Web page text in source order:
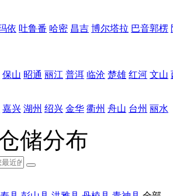
依 吐鲁番 哈密 昌吉 博尔塔拉 巴音郭楞
保山 昭通 丽江 普洱 临沧 楚雄 红河 文山
嘉兴 湖州 绍兴 金华 衢州 舟山 台州 丽水
储分布